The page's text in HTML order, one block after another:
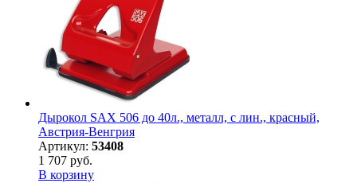
Дырокол SAX 506 до 40л., металл, с лин., красный,
Австрия-Венгрия
Артикул: 53408
1 707 руб.
В корзину